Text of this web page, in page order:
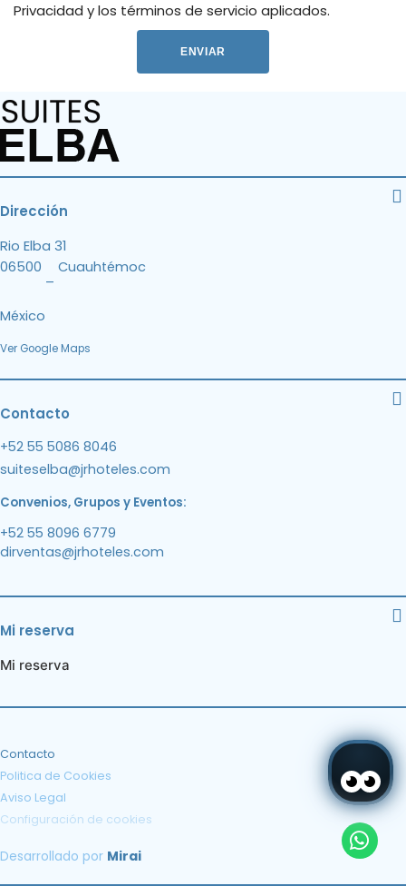
Privacidad ylos términos de servicio aplicados.
ENVIAR
Dirección
Rio Elba 31
06500
–
Cuauhtémoc
México
Ver Google Maps
Contacto
+52 55 5086 8046
suiteselba@jrhoteles.com
Convenios, Grupos y Eventos:
+52 55 8096 6779
dirventas@jrhoteles.com
Mi reserva
Mi reserva
Contacto
Politica de Cookies
Aviso Legal
Configuración de cookies
Desarrollado por Mirai